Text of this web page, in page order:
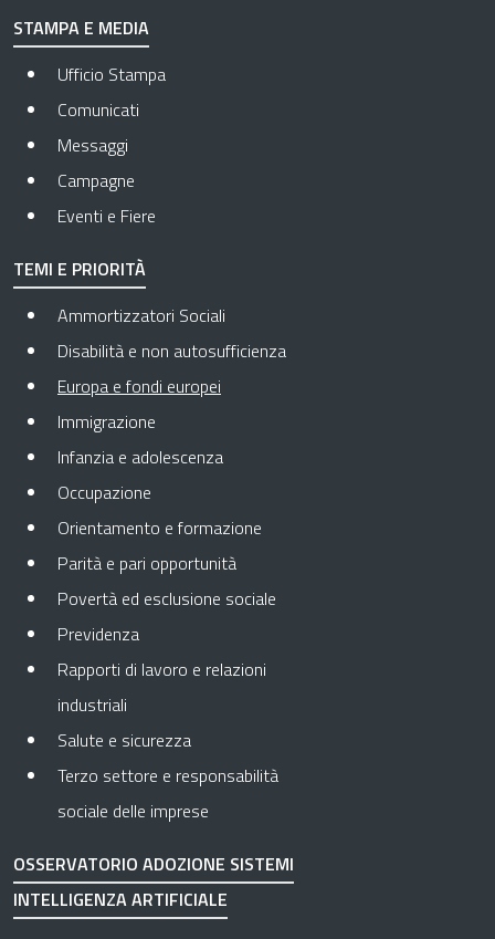
STAMPA E MEDIA
Ufficio Stampa
Comunicati
Messaggi
Campagne
Eventi e Fiere
TEMI E PRIORITÀ
Ammortizzatori Sociali
Disabilità e non autosufficienza
Europa e fondi europei
Immigrazione
Infanzia e adolescenza
Occupazione
Orientamento e formazione
Parità e pari opportunità
Povertà ed esclusione sociale
Previdenza
Rapporti di lavoro e relazioni
industriali
Salute e sicurezza
Terzo settore e responsabilità
sociale delle imprese
OSSERVATORIO ADOZIONE SISTEMI
INTELLIGENZA ARTIFICIALE